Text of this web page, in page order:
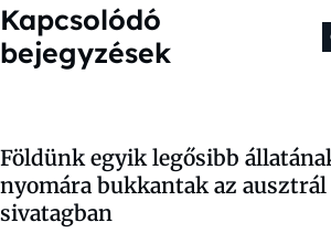
Kapcsolódó
bejegyzések
Földünk egyik legősibb
nyomára bukkantak az ausztrál
sivatagban